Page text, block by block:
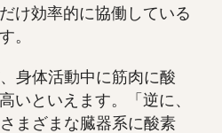
け効率的に協働している
。
身体活動中に筋肉に酸
いといえます。「逆に、
まざまな臓器系に酸素